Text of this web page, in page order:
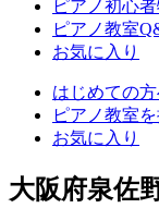
ピアノ初心
ピアノ教室
お気に入り
はじめての
ピアノ教室
お気に入り
大阪府泉佐